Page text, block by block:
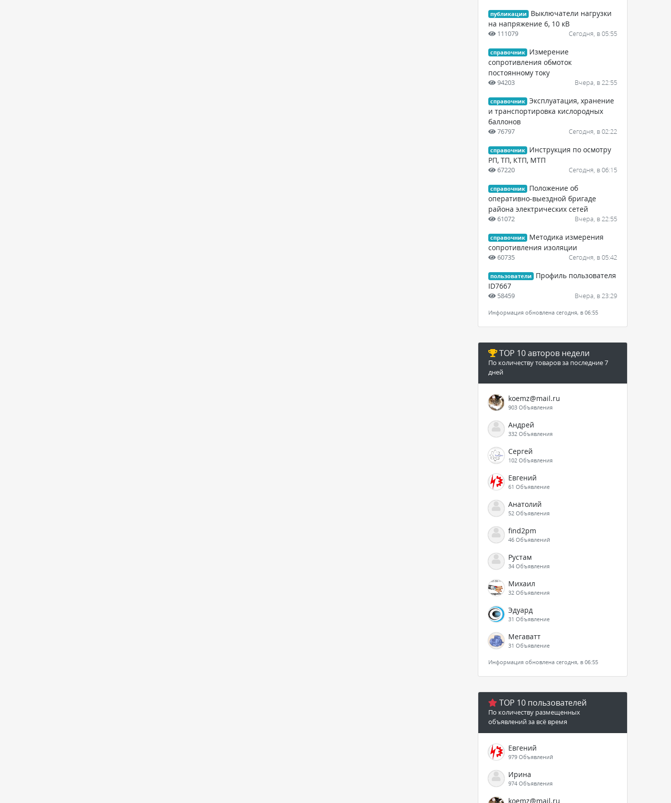
публикации
Выключатели нагрузки
на напряжение 6, 10 кВ
111079 Сегодня, в 05:55
справочник
Измерение
сопротивления обмоток
постоянному току
94203 Вчера, в 22:55
справочник Эксплуатация, хранение
и транспортировка кислородных
баллонов
76797 Сегодня, в 02:22
справочник
Инструкция по осмотру
РП, ТП, КТП, МТП
67220 Сегодня, в 06:15
справочник
Положение об
оперативно-выездной бригаде
района электрических сетей
61072 Вчера, в 22:55
справочник
Методика измерения
сопротивления изоляции
60735 Сегодня, в 05:42
пользователи
Профиль пользователя
ID7667
58459 Вчера, в 23:29
Информация обновлена сегодня, в 06:55
TOP 10 авторов недели
По количеству товаров за последние 7
дней
koemz@mail.ru
903 Объявления
Андрей
332 Объявления
Сергей
102 Объявления
Евгений
61 Объявление
Анатолий
52 Объявления
find2pm
46 Объявлений
Рустам
34 Объявления
Михаил
32 Объявления
Эдуард
31 Объявление
Мегаватт
31 Объявление
Информация обновлена сегодня, в 06:55
TOP 10 пользователей
По количеству размещенных
объявлений за всё время
Евгений
979 Объявлений
Ирина
974 Объявления
koemz@mail.ru